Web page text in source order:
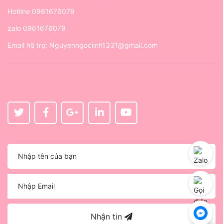
Hotline 0961676079
zalo 0961676079
Email hỗ trợ: Nguyenngoclinh1331@gmail.com
Nhận tin